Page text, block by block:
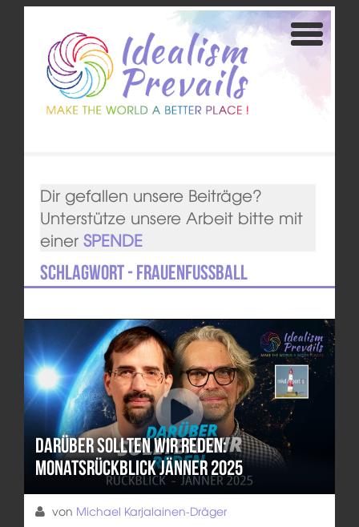
Dir gefallen unsere Beiträge?
Unterstütze unsere Arbeit bitte mit
einer SPENDE
Schlagwort - Frauenfußball
Darüber sollten wir reden:
Monatsrückblick Jänner 2025
von Michael Karjalainen-Dräger